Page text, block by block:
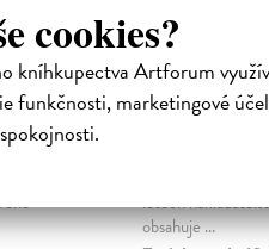
cookies?
kníhkupectva Artforum
funkčnosti, marketingové
Básně
letech
obsahuje ...